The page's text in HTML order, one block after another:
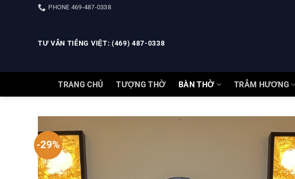
PHONE 469-487-0338
TƯ VẤN TIẾNG VIỆT: (469) 487-0338
TRANG CHỦ TƯỢNG THỜ BÀN THỜ TRẦM HƯƠNG
-29%